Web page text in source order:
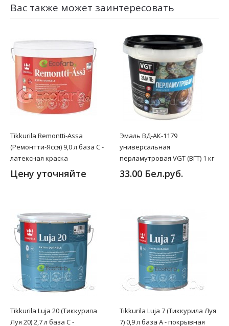
Вас также может заинтересовать
Tikkurila Remontti-Assa
(Ремонтти-Ясся) 9,0 л база C -
латексная краска
Цену уточняйте
Эмаль ВД-АК-1179
универсальная
перламутровая VGT (ВГТ) 1 кг
33.00 Бел.руб.
Tikkurila Luja 20 (Тиккурила
Луя 20) 2,7 л база C -
Tikkurila Luja 7 (Тиккурила Луя
7) 0,9 л база А - покрывная